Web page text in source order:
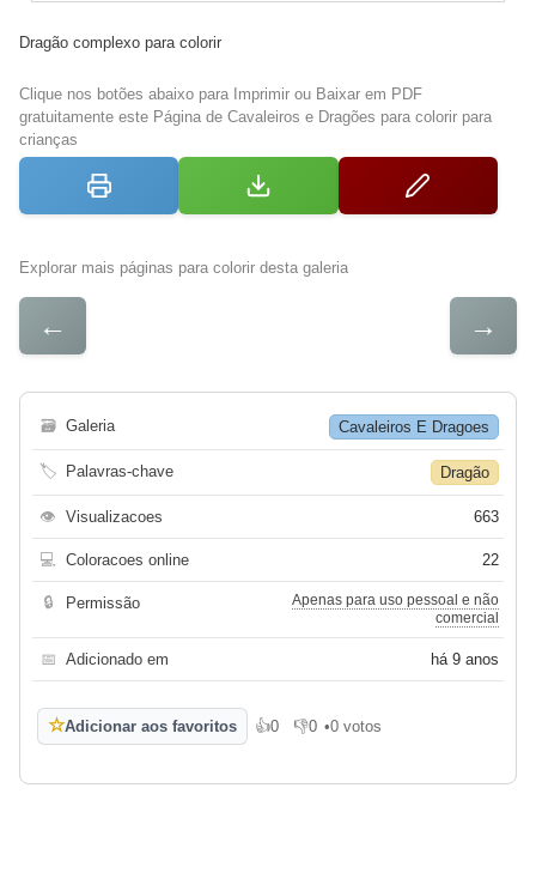
Dragão complexo para colorir
Clique nos botões abaixo para Imprimir ou Baixar em PDF
gratuitamente este Página de Cavaleiros e Dragões para colorir para
crianças
Explorar mais páginas para colorir desta galeria
← →
🗃 Galeria Cavaleiros E Dragoes
🏷 Palavras-chave Dragão
👁 Visualizacoes 663
💻 Coloracoes online 22
🔒 Permissão
Apenas para uso pessoal e não
comercial
📅 Adicionado em há 9 anos
☆Adicionar aos favoritos 👍0
Gosto 👎0
Não gosto
•0 votos